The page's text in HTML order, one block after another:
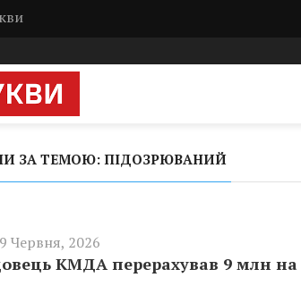
ЗА ТЕМОЮ: ПІДОЗРЮВАНИЙ
Червня, 2026
КМДА перерахував 9 млн на